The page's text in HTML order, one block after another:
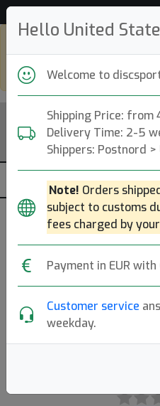
Hello United
Welcome to
Shipping Price: from
Delivery Time: 2-5
Shippers: Postnord >
Note! Orders
subject to customs
fees charged by
Payment in EUR
Customer service
weekday.
go to
DX
Innova|
Flight: